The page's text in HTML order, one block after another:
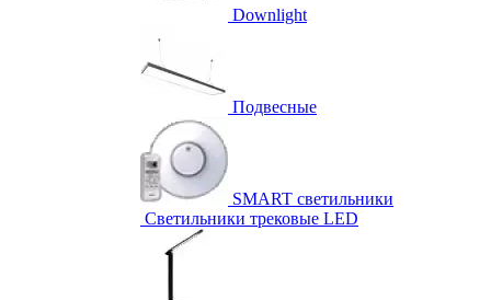
Downlight
Подвесные
SMART светильники
Светильники трековые LED